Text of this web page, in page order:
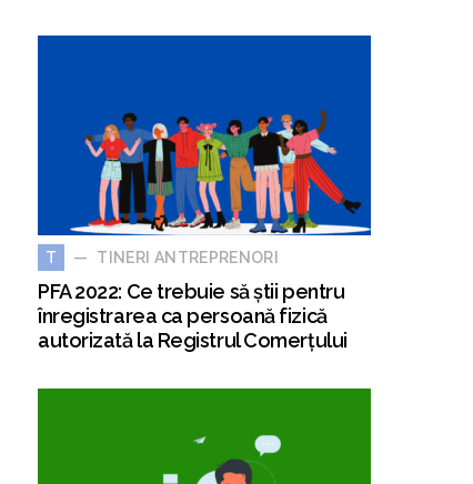
T TINERI ANTREPRENORI
PFA 2022: Ce trebuie să știi pentru
înregistrarea ca persoană fizică
autorizată la Registrul Comerțului